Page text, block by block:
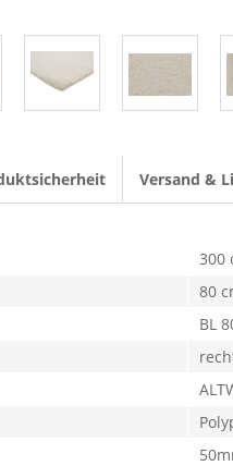
Versand &
300
80
BL